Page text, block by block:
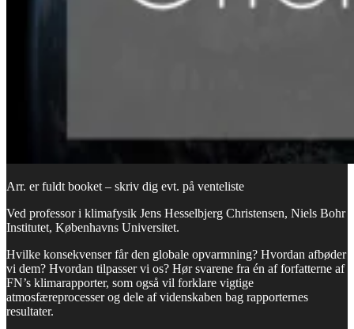
Arr. er fuldt booket – skriv dig evt. på venteliste
Ved professor i klimafysik Jens Hesselbjerg Christensen, Niels Bohr
Institutet, Københavns Universitet.
Hvilke konsekvenser får den globale opvarmning? Hvordan afbøder
vi dem? Hvordan tilpasser vi os? Hør svarene fra én af forfatterne af
FN’s klimarapporter, som også vil forklare vigtige
atmosfæreprocesser og dele af videnskaben bag rapporternes
resultater.